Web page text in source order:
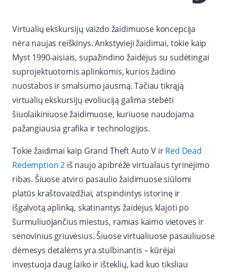
Virtualių ekskursijų vaizdo žaidimuose koncepcija
nėra naujas reiškinys. Ankstyvieji žaidimai, tokie kaip
Myst 1990-aisiais, supažindino žaidėjus su sudėtingai
suprojektuotomis aplinkomis, kurios žadino
nuostabos ir smalsumo jausmą. Tačiau tikrąją
virtualių ekskursijų evoliuciją galima stebėti
šiuolaikiniuose žaidimuose, kuriuose naudojama
pažangiausia grafika ir technologijos.
Tokie žaidimai kaip Grand Theft Auto V irRed Dead
Redemption 2 iš naujo apibrėžė virtualaus tyrinėjimo
ribas. Šiuose atviro pasaulio žaidimuose siūlomi
platūs kraštovaizdžiai, atspindintys istorinę ir
išgalvotą aplinką, skatinantys žaidėjus klajoti po
šurmuliuojančius miestus, ramias kaimo vietoves ir
senovinius griuvėsius. Šiuose virtualiuose pasauliuose
dėmesys detalėms yra stulbinantis – kūrėjai
investuoja daug laiko ir išteklių, kad kuo tiksliau